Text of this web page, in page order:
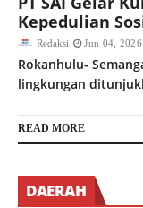
Kepedulian
Redaksi Jun 04, 2026
Rokanhulu-
lingkungan
READ MORE
DAERAH